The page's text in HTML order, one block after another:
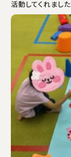
活動してくれました